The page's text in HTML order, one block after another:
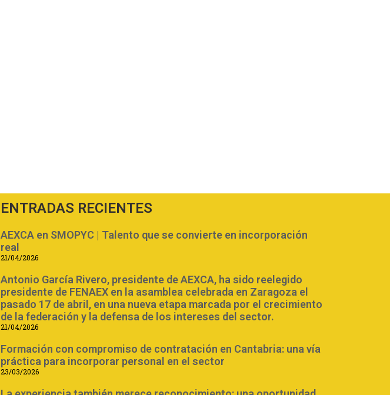
ENTRADAS RECIENTES
AEXCA en SMOPYC | Talento que se convierte en incorporación
real
21/04/2026
Antonio García Rivero, presidente de AEXCA, ha sido reelegido
presidente de FENAEX en la asamblea celebrada en Zaragoza el
pasado 17 de abril, en una nueva etapa marcada por el crecimiento
de la federación y la defensa de los intereses del sector.
21/04/2026
Formación con compromiso de contratación en Cantabria: una vía
práctica para incorporar personal en el sector
23/03/2026